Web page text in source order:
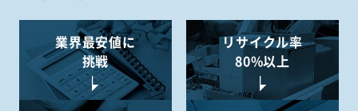
業界最安値に
挑戦
リサイクル率
80%以上